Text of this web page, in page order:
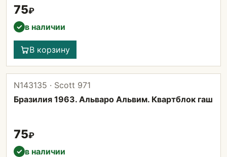
75₽
✓ в наличии
В корзину
N143135 · Scott 971
Бразилия 1963. Альваро Альвим. Квартблок гаш
75₽
✓ в наличии